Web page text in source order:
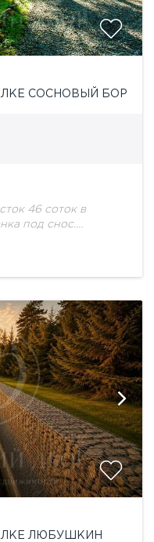
СОСНОВЫЙ БОР
46 соток в
под снос.
ЛЮБУШКИН